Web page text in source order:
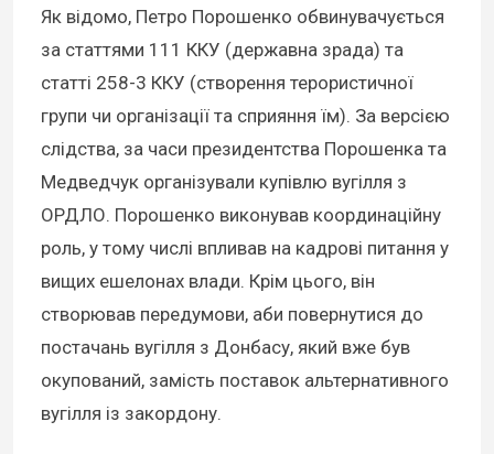
Як відомо, Петро Порошенко обвинувачується
за статтями 111 ККУ (державна зрада) та
статті 258-3 ККУ (створення терористичної
групи чи організації та сприяння їм). За версією
слідства, за часи президентства Порошенка та
Медведчук організували купівлю вугілля з
ОРДЛО. Порошенко виконував координаційну
роль, у тому числі впливав на кадрові питання у
вищих ешелонах влади. Крім цього, він
створював передумови, аби повернутися до
постачань вугілля з Донбасу, який вже був
окупований, замість поставок альтернативного
вугілля із закордону.